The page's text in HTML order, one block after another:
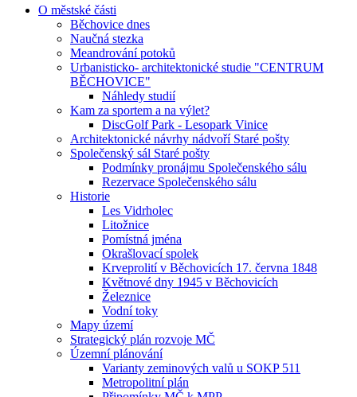
O městské části
Běchovice dnes
Naučná stezka
Meandrování potoků
Urbanisticko- architektonické studie "CENTRUM
BĚCHOVICE"
Náhledy studií
Kam za sportem a na výlet?
DiscGolf Park - Lesopark Vinice
Architektonické návrhy nádvoří Staré pošty
Společenský sál Staré pošty
Podmínky pronájmu Společenského sálu
Rezervace Společenského sálu
Historie
Les Vidrholec
Litožnice
Pomístná jména
Okrašlovací spolek
Krveprolití v Běchovicích 17. června 1848
Květnové dny 1945 v Běchovicích
Železnice
Vodní toky
Mapy území
Strategický plán rozvoje MČ
Územní plánování
Varianty zeminových valů u SOKP 511
Metropolitní plán